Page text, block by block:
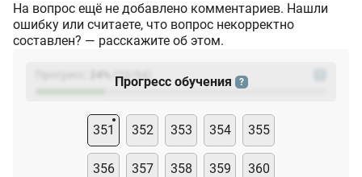
На вопрос ещё не добавлено комментариев. Нашли
ошибку или считаете, что вопрос некорректно
составлен? — расскажите об этом.
(23
Прогресс обучения ?
351 352 353 354 355
356 357 358 359 360